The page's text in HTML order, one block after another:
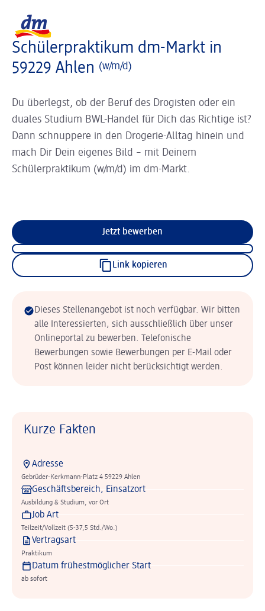
Schülerpraktikum dm-Markt in
59229 Ahlen (w/m/d)
Du überlegst, ob der Beruf des Drogisten oder ein
duales Studium BWL-Handel für Dich das Richtige ist?
Dann schnuppere in den Drogerie-Alltag hinein und
mach Dir Dein eigenes Bild – mit Deinem
Schülerpraktikum (w/m/d) im dm-Markt.
Jetzt bewerben
Link kopieren
Dieses Stellenangebot ist noch verfügbar. Wir bitten
alle Interessierten, sich ausschließlich über unser
Onlineportal zu bewerben. Telefonische
Bewerbungen sowie Bewerbungen per E-Mail oder
Post können leider nicht berücksichtigt werden.
Kurze Fakten
Adresse
Gebrüder-Kerkmann-Platz 4 59229 Ahlen
Geschäftsbereich, Einsatzort
Ausbildung & Studium, vor Ort
Job Art
Teilzeit/Vollzeit (5-37,5 Std./Wo.)
Vertragsart
Praktikum
Datum frühestmöglicher Start
ab sofort